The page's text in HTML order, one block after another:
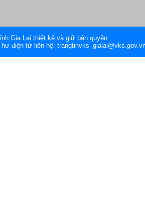
Gia Lai thiết kế và giữ bản quyền
điện tử liên hệ: